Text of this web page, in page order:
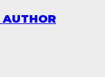
AUTHOR